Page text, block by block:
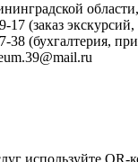
17 (заказ
38 (бухгалтерия,
используйте QR-